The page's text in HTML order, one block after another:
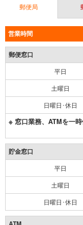
郵便局
営業時間
郵便窓口
平日
土曜日
日曜日･休日
※ 窓口業務、ATMを一
貯金窓口
平日
土曜日
日曜日･休日